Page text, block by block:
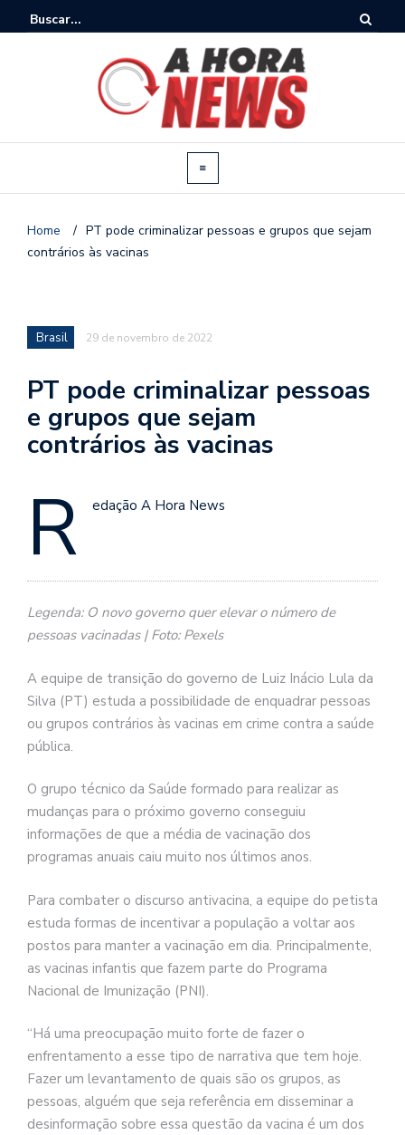
Home / PT pode criminalizar pessoas e grupos que sejam
contrários às vacinas
Brasil 29 de novembro de 2022
PT pode criminalizar pessoas
e grupos que sejam
contrários às vacinas
R edação A Hora News
Legenda: O novo governo quer elevar o número de
pessoas vacinadas | Foto: Pexels
A equipe de transição do governo de Luiz Inácio Lula da
Silva (PT) estuda a possibilidade de enquadrar pessoas
ou grupos contrários às vacinas em crime contra a saúde
pública.
O grupo técnico da Saúde formado para realizar as
mudanças para o próximo governo conseguiu
informações de que a média de vacinação dos
programas anuais caiu muito nos últimos anos.
Para combater o discurso antivacina, a equipe do petista
estuda formas de incentivar a população a voltar aos
postos para manter a vacinação em dia. Principalmente,
as vacinas infantis que fazem parte do Programa
Nacional de Imunização (PNI).
“Há uma preocupação muito forte de fazer o
enfrentamento a esse tipo de narrativa que tem hoje.
Fazer um levantamento de quais são os grupos, as
pessoas, alguém que seja referência em disseminar a
desinformação sobre essa questão da vacina é um dos